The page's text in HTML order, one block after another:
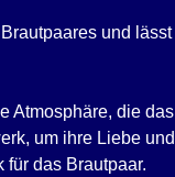
und lässt
Atmosphäre, die das
um ihre Liebe und
das Brautpaar.